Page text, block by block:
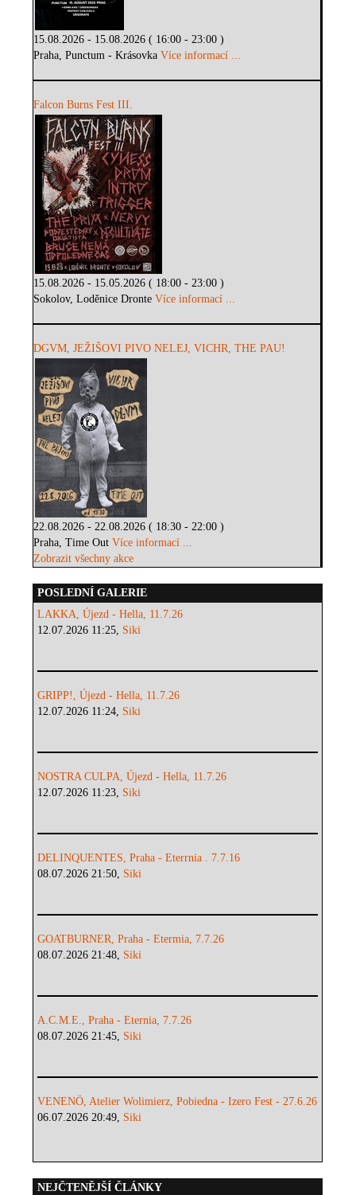
15.08.2026 - 15.08.2026 ( 16:00 - 23:00 )
Praha, Punctum - KrásovkaVíce informací ...
Falcon Burns Fest III.
15.08.2026 - 15.05.2026 ( 18:00 - 23:00 )
Sokolov, Loděnice DronteVíce informací ...
DGVM, JEŽIŠOVI PIVO NELEJ, VICHR, THE PAU!
22.08.2026 - 22.08.2026 ( 18:30 - 22:00 )
Praha, Time OutVíce informací ...
Zobrazit všechny akce
POSLEDNÍ GALERIE
LAKKA, Újezd - Hella, 11.7.26
12.07.2026 11:25, Siki
GRIPP!, Újezd - Hella, 11.7.26
12.07.2026 11:24, Siki
NOSTRA CULPA, Újezd - Hella, 11.7.26
12.07.2026 11:23, Siki
DELINQUENTES, Praha - Eterrnia . 7.7.16
08.07.2026 21:50, Siki
GOATBURNER, Praha - Etermia, 7.7.26
08.07.2026 21:48, Siki
A.C.M.E., Praha - Eternia, 7.7.26
08.07.2026 21:45, Siki
VENENÖ, Atelier Wolimierz, Pobiedna - Izero Fest - 27.6.26
06.07.2026 20:49, Siki
NEJČTENĚJŠÍ ČLÁNKY